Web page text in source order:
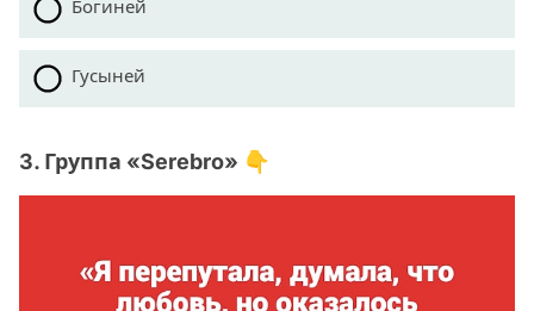
Богиней
Гусыней
3. Группа «Serebro» 👇